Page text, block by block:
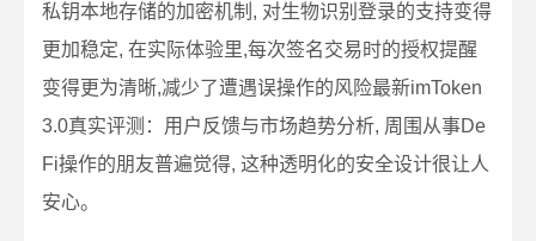
私钥本地存储的加密机制, 对生物识别登录的支持变得
更加稳定, 在实际体验里,每次签名交易时的授权提醒
变得更为清晰,减少了遭遇误操作的风险最新imToken
3.0真实评测：用户反馈与市场趋势分析, 周围从事De
Fi操作的朋友普遍觉得, 这种透明化的安全设计很让人
安心。